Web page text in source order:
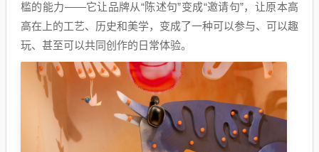
槛的能力——它让品牌从“陈述句”变成“邀请句”，让原本高
高在上的工艺、历史和美学，变成了一种可以参与、可以趣
玩、甚至可以共同创作的日常体验。